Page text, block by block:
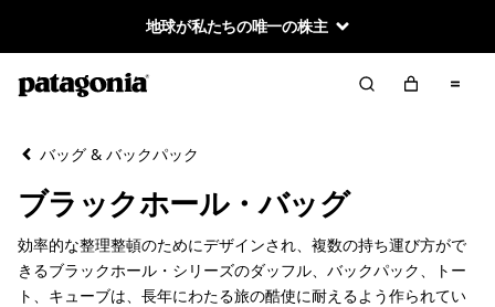
地球が私たちの唯一の株主
絞り込み／並び替え
絞り込み
カテゴリー
ダッフル
バックパック
バッグ & バックパック
ブラックホール・バッグ
効率的な整理整頓のためにデザインされ、複数の持ち運び方がで
きるブラックホール・シリーズのダッフル、バックパック、トー
ト、キューブは、長年にわたる旅の酷使に耐えるよう作られてい